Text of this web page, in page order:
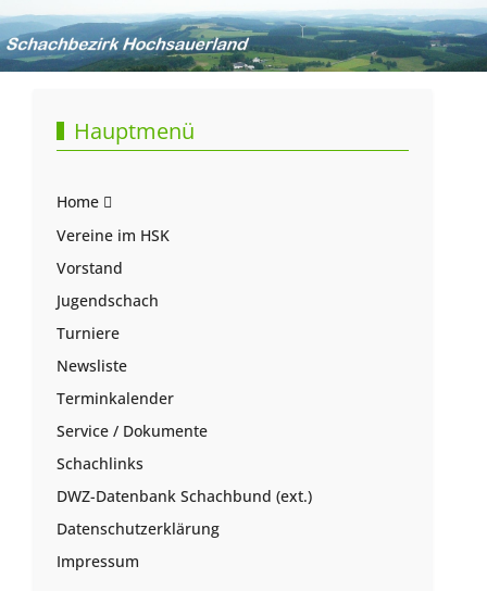
Hauptmenü
Home
Vereine im HSK
Vorstand
Jugendschach
Turniere
Newsliste
Terminkalender
Service / Dokumente
Schachlinks
DWZ-Datenbank Schachbund (ext.)
Datenschutzerklärung
Impressum